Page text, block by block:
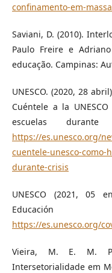
confinamento-em-
Saviani, D. (2010).
Paulo Freire e
educação. Campinas:
UNESCO. (2020, 28
Cuéntele a la
escuelas
https://es.unesco.org/
cuentele-unesco-como-
durante-crisis
UNESCO (2021, 05
https://es.unesco.org/
Vieira, M. E. M.
Intersetorialidade em